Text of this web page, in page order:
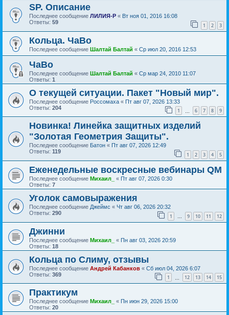
SP. Описание
Последнее сообщение ЛИЛИЯ-Р « Вт ноя 01, 2016 16:08
Ответы: 59 1 2 3
Кольца. ЧаВо
Последнее сообщение Шалтай Балтай « Ср июл 20, 2016 12:53
ЧаВо
Последнее сообщение Шалтай Балтай « Ср мар 24, 2010 11:07
Ответы: 1
О текущей ситуации. Пакет "Новый мир".
Последнее сообщение Россомаха « Пт авг 07, 2026 13:33
Ответы: 204 1 6 7 8 9
Новинка! Линейка защитных изделий
"Золотая Геометрия Защиты".
Последнее сообщение Батон « Пт авг 07, 2026 12:49
Ответы: 119 1 2 3 4 5
Еженедельные воскресные вебинары QM
Последнее сообщение Михаил_ « Пт авг 07, 2026 0:30
Ответы: 7
Уголок самовыражения
Последнее сообщение Джеймс « Чт авг 06, 2026 20:32
Ответы: 290 1 … 9 10 11 12
Джинни
Последнее сообщение Михаил_ « Пн авг 03, 2026 20:59
Ответы: 18
Кольца по Слиму, отзывы
Последнее сообщение Андрей Кабанков « Сб июл 04, 2026 6:07
Ответы: 369 1 12 13 14 15
Практикум
Последнее сообщение Михаил_ « Пн июн 29, 2026 15:00
Ответы: 20